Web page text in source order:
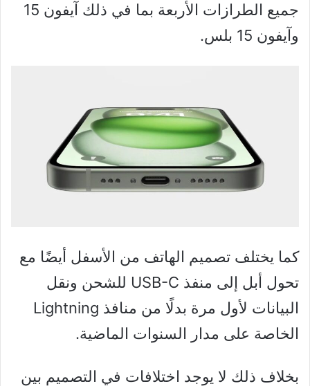
جميع الطرازات الأربعة بما في ذلك آيفون 15
وآيفون 15 بلس.
كما يختلف تصميم الهاتف من الأسفل أيضًا مع
تحول أبل إلى منفذ USB-C للشحن ونقل
البيانات لأول مرة بدلًا من منافذ Lightning
الخاصة على مدار السنوات الماضية.
بخلاف ذلك لا يوجد اختلافات في التصميم بين